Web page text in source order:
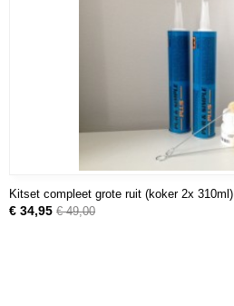
Kitset compleet grote ruit (koker 2x 310ml)
€ 34,95 € 49,00